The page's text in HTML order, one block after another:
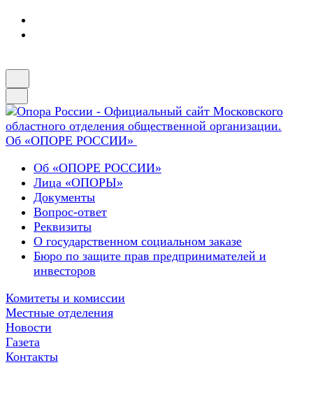
Об «ОПОРЕ РОССИИ»
Об «ОПОРЕ РОССИИ»
Лица «ОПОРЫ»
Документы
Вопрос-ответ
Реквизиты
О государственном социальном заказе
Бюро по защите прав предпринимателей и
инвесторов
Комитеты и комиссии
Местные отделения
Новости
Газета
Контакты